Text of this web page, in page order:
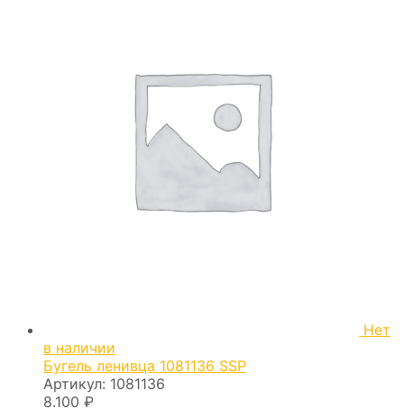
Нет
в наличии
Бугель ленивца 1081136 SSP
Артикул: 1081136
8.100 ₽